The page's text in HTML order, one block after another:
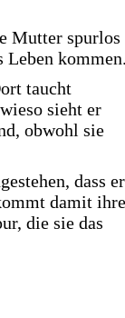
Mutter spurlos
Leben
taucht
sieht er
obwohl sie
dass er
damit
die sie das